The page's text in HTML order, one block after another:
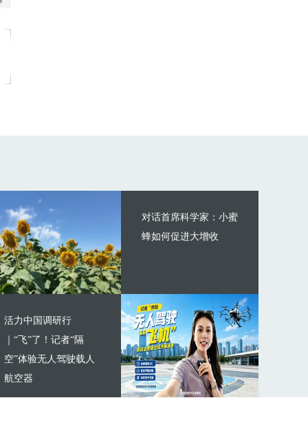
对话首席科学家：小蜜
蜂如何促进大增收
活力中国调研行
｜“飞”了！记者“隔
空”体验无人驾驶载人
航空器